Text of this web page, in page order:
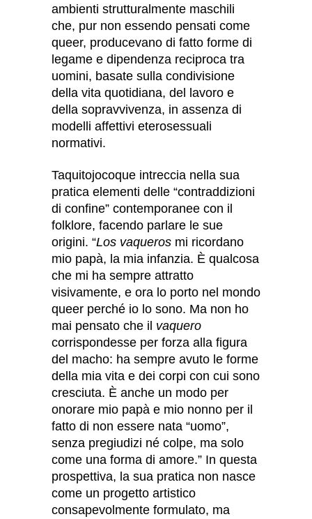
ambienti strutturalmente maschili
che, pur non essendo pensati come
queer, producevano di fatto forme di
legame e dipendenza reciproca tra
uomini, basate sulla condivisione
della vita quotidiana, del lavoro e
della sopravvivenza, in assenza di
modelli affettivi eterosessuali
normativi.
Taquitojocoque intreccia nella sua
pratica elementi delle “contraddizioni
di confine” contemporanee con il
folklore, facendo parlare le sue
origini. “Los vaqueros mi ricordano
mio papà, la mia infanzia. È qualcosa
che mi ha sempre attratto
visivamente, e ora lo porto nel mondo
queer perché io lo sono. Ma non ho
mai pensato che il vaquero
corrispondesse per forza alla figura
del macho: ha sempre avuto le forme
della mia vita e dei corpi con cui sono
cresciuta. È anche un modo per
onorare mio papà e mio nonno per il
fatto di non essere nata “uomo”,
senza pregiudizi né colpe, ma solo
come una forma di amore.” In questa
prospettiva, la sua pratica non nasce
come un progetto artistico
consapevolmente formulato, ma